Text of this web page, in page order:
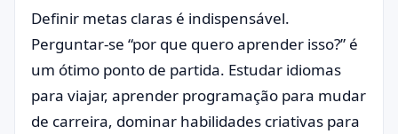
Definir metas claras é indispensável.
Perguntar-se “por que quero aprender isso?” é
um ótimo ponto de partida. Estudar idiomas
para viajar, aprender programação para mudar
de carreira, dominar habilidades criativas para